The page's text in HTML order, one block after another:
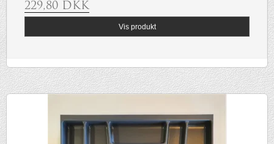
229,80 DKK
Vis produkt